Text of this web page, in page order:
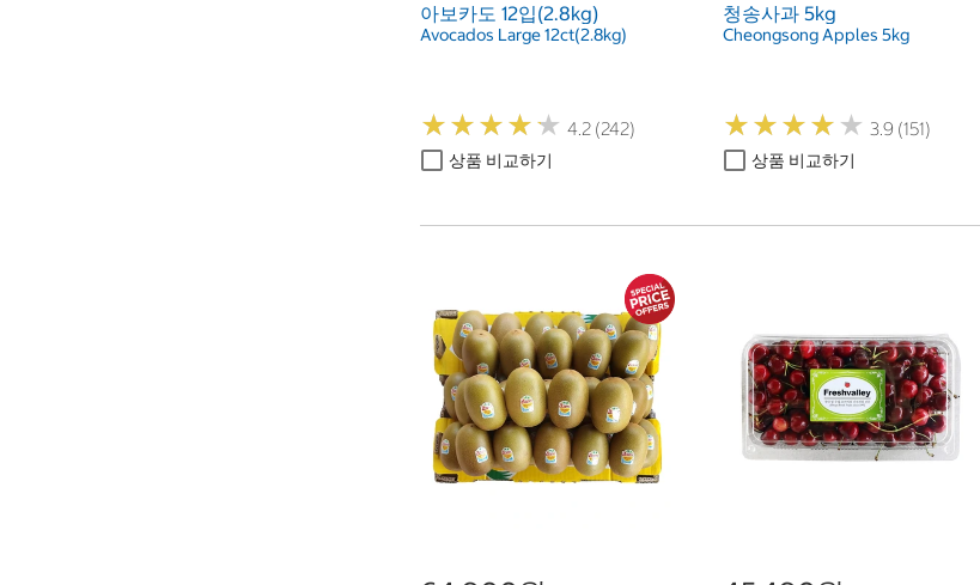
아보카도 12입(2.8kg)
Avocados Large 12ct(2.8kg)
★★★★★
★★★★★ 4.2 (242)
상품 비교하기
청송사과 5kg
Cheongsong Apples 5kg
★★★★ ★
★★★★ ★ 3.9 (151)
상품 비교하기